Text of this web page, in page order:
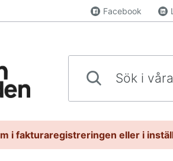
Facebook
i fakturaregistreringen eller i